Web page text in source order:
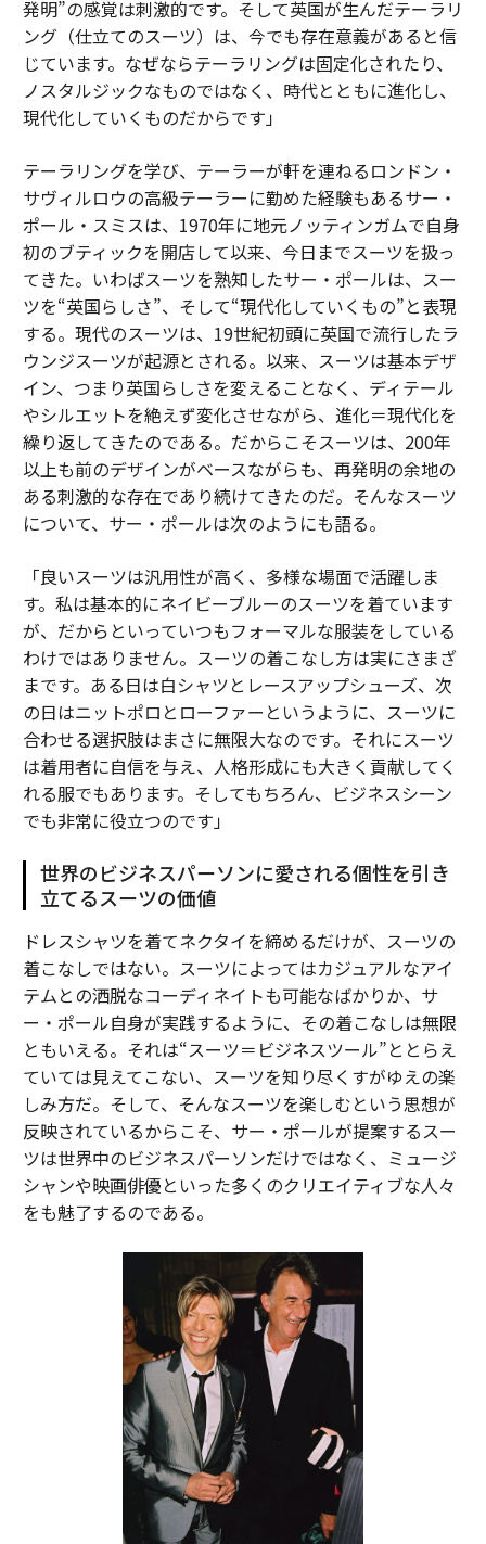
発明”の感覚は刺激的です。そして英国が生んだテーラリ
ング（仕立てのスーツ）は、今でも存在意義があると信
じています。なぜならテーラリングは固定化されたり、
ノスタルジックなものではなく、時代とともに進化し、
現代化していくものだからです」
テーラリングを学び、テーラーが軒を連ねるロンドン・
サヴィルロウの高級テーラーに勤めた経験もあるサー・
ポール・スミスは、1970年に地元ノッティンガムで自身
初のブティックを開店して以来、今日までスーツを扱っ
てきた。いわばスーツを熟知したサー・ポールは、スー
ツを“英国らしさ”、そして“現代化していくもの”と表現
する。現代のスーツは、19世紀初頭に英国で流行したラ
ウンジスーツが起源とされる。以来、スーツは基本デザ
イン、つまり英国らしさを変えることなく、ディテール
やシルエットを絶えず変化させながら、進化＝現代化を
繰り返してきたのである。だからこそスーツは、200年
以上も前のデザインがベースながらも、再発明の余地の
ある刺激的な存在であり続けてきたのだ。そんなスーツ
について、サー・ポールは次のようにも語る。
「良いスーツは汎用性が高く、多様な場面で活躍しま
す。私は基本的にネイビーブルーのスーツを着ています
が、だからといっていつもフォーマルな服装をしている
わけではありません。スーツの着こなし方は実にさまざ
まです。ある日は白シャツとレースアップシューズ、次
の日はニットポロとローファーというように、スーツに
合わせる選択肢はまさに無限大なのです。それにスーツ
は着用者に自信を与え、人格形成にも大きく貢献してく
れる服でもあります。そしてもちろん、ビジネスシーン
でも非常に役立つのです」
世界のビジネスパーソンに愛される個性を引き
立てるスーツの価値
ドレスシャツを着てネクタイを締めるだけが、スーツの
着こなしではない。スーツによってはカジュアルなアイ
テムとの洒脱なコーディネイトも可能なばかりか、サ
ー・ポール自身が実践するように、その着こなしは無限
ともいえる。それは“スーツ＝ビジネスツール”ととらえ
ていては見えてこない、スーツを知り尽くすがゆえの楽
しみ方だ。そして、そんなスーツを楽しむという思想が
反映されているからこそ、サー・ポールが提案するスー
ツは世界中のビジネスパーソンだけではなく、ミュージ
シャンや映画俳優といった多くのクリエイティブな人々
をも魅了するのである。